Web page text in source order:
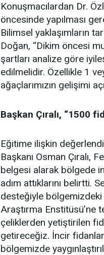
Konuşmacılardan Dr.
öncesinde yapılması
Bilimsel yaklaşımların
Doğan, “Dikim öncesi
şartları analize göre
edilmelidir. Özellikle 1
ağaçlarımızın gelişimi
Başkan Çıralı, “1500
Eğitime ilişkin
Başkanı Osman Çıralı,
belgesi alarak bölgede
adım attıklarını belirtti.
desteğiyle bölgemizdeki
Araştırma Enstitüsü’ne
çeliklerden yetiştirilen
getireceğiz. İncir
bölgemizde